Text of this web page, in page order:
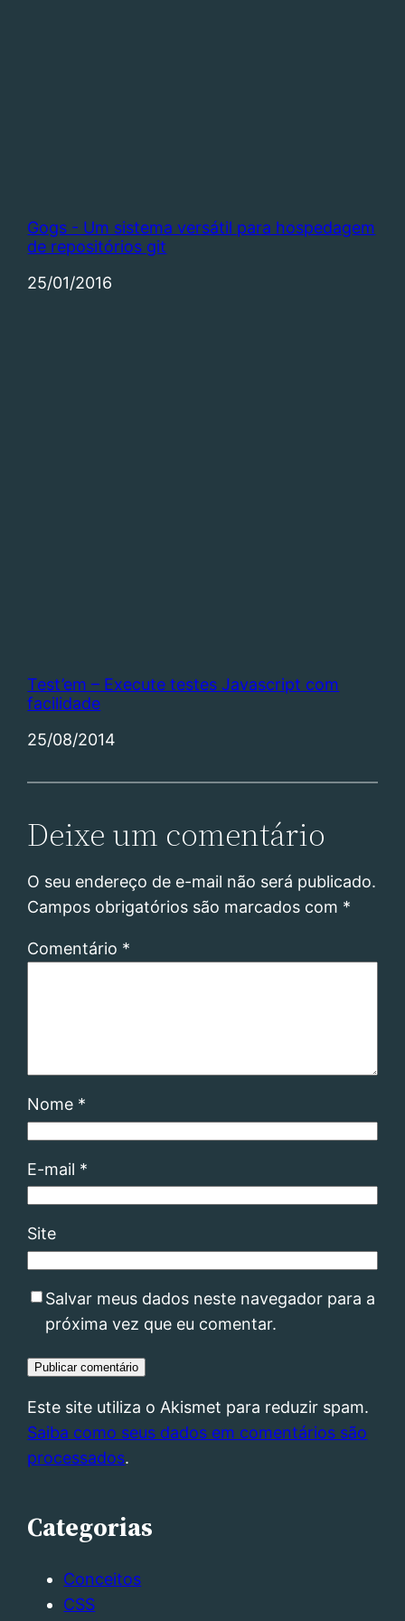
Gogs - Um sistema versátil para hospedagem
de repositórios git
Data
25/01/2016
Test’em – Execute testes Javascript com
facilidade
Data
25/08/2014
Deixe um comentário
O seu endereço de e-mail não será publicado.
Campos obrigatórios são marcados com *
Comentário *
Nome *
E-mail *
Site
Salvar meus dados neste navegador para a
próxima vez que eu comentar.
Este site utiliza o Akismet para reduzir spam.
Saiba como seus dados em comentários são
processados.
Categorias
Conceitos
CSS